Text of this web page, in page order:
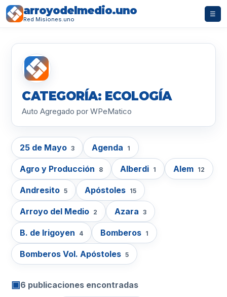
arroyodelmedio.uno
Red Misiones.uno
☰
CATEGORÍA: ECOLOGÍA
Auto Agregado por WPeMatico
25 de Mayo 3 Agenda 1
Agro y Producción 8 Alberdi 1 Alem 12
Andresito 5 Apóstoles 15
Arroyo del Medio 2 Azara 3
B. de Irigoyen 4 Bomberos 1
Bomberos Vol. Apóstoles 5
▣6 publicaciones encontradas